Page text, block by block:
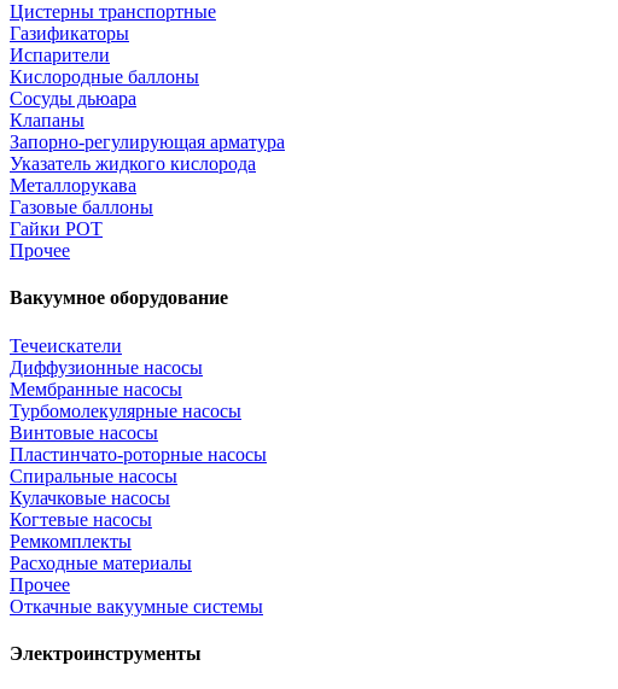
Цистерны транспортные
Газификаторы
Испарители
Кислородные баллоны
Сосуды дьюара
Клапаны
Запорно-регулирующая арматура
Указатель жидкого кислорода
Металлорукава
Газовые баллоны
Гайки РОТ
Прочее
Вакуумное оборудование
Течеискатели
Диффузионные насосы
Мембранные насосы
Турбомолекулярные насосы
Винтовые насосы
Пластинчато-роторные насосы
Спиральные насосы
Кулачковые насосы
Когтевые насосы
Ремкомплекты
Расходные материалы
Прочее
Откачные вакуумные системы
Электроинструменты